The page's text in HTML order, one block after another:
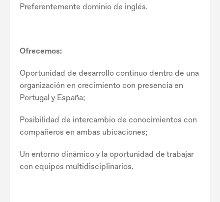
Preferentemente dominio de inglés.
Ofrecemos:
Oportunidad de desarrollo continuo dentro de una
organización en crecimiento con presencia en
Portugal y España;
Posibilidad de intercambio de conocimientos con
compañeros en ambas ubicaciones;
Un entorno dinámico y la oportunidad de trabajar
con equipos multidisciplinarios.